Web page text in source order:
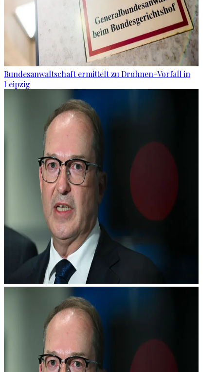
Bundesanwaltschaft ermittelt zu Drohnen-Vorfall in
Leipzig